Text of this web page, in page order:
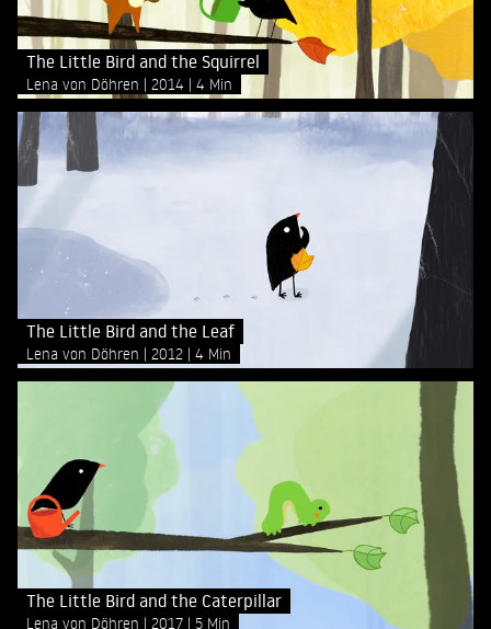
The Little Bird and the Squirrel
Lena von Döhren 2014 4 Min
The Little Bird and the Leaf
Lena von Döhren 2012 4 Min
The Little Bird and the Caterpillar
Lena von Döhren 2017 5 Min